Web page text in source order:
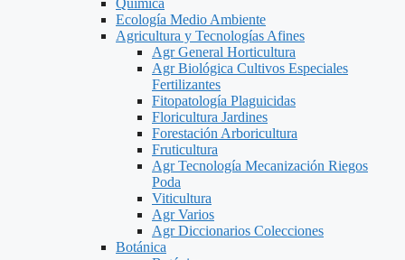
Química
Ecología Medio Ambiente
Agricultura y Tecnologías Afines
Agr General Horticultura
Agr Biológica Cultivos Especiales
Fertilizantes
Fitopatología Plaguicidas
Floricultura Jardines
Forestación Arboricultura
Fruticultura
Agr Tecnología Mecanización Riegos
Poda
Viticultura
Agr Varios
Agr Diccionarios Colecciones
Botánica